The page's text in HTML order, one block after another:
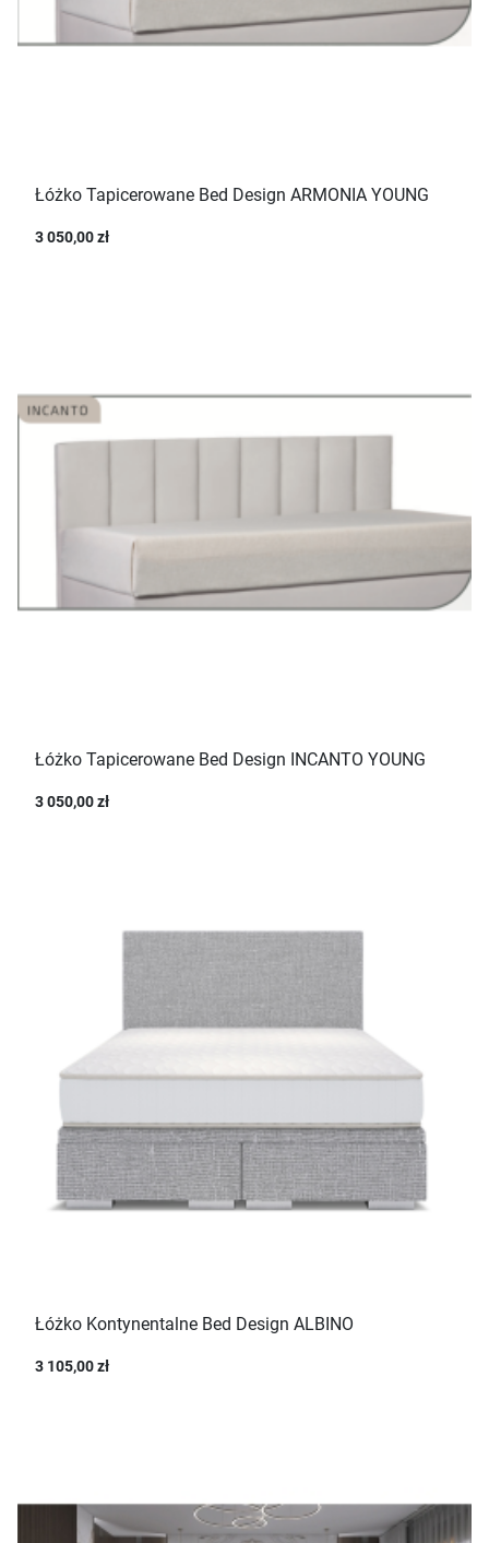
Łóżko Tapicerowane Bed Design ARMONIA YOUNG
3 050,00 zł
Łóżko Tapicerowane Bed Design INCANTO YOUNG
3 050,00 zł
Łóżko Kontynentalne Bed Design ALBINO
3 105,00 zł